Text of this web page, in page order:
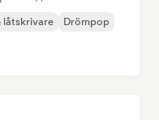
låtskrivare
Drömpop